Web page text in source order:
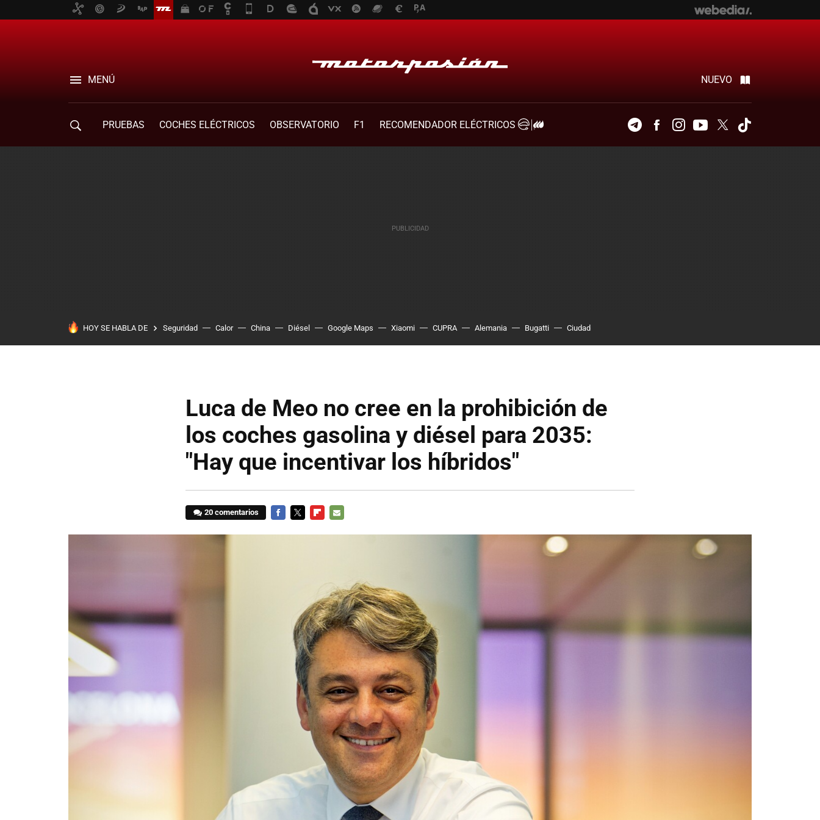
MENÚ NUEVO
PRUEBAS COCHES ELÉCTRICOS OBSERVATORIO F1
RECOMENDADOR ELÉCTRICOS
TelegramFacebookInstagramYoutubeTwitter
HOY SE HABLA DE Seguridad Calor China Diésel Google Maps Xiaomi CUPRA Alemania Bugatti Ciudad
Luca de Meo no cree en la prohibición de
los coches gasolina y diésel para 2035:
"Hay que incentivar los híbridos"
20 comentarios